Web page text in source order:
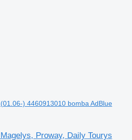
(01.06-) 4460913010 bomba AdBlue
Proway, Daily Tourys